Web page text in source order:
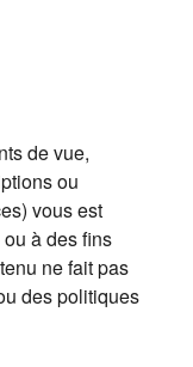
de vue,
ou
vous est
à des fins
ne fait pas
des politiques